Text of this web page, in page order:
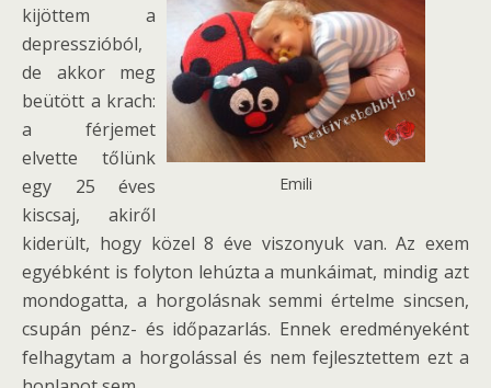
Emili
kijöttem a
depresszióból,
de akkor meg
beütött a krach:
a férjemet
elvette tőlünk
egy 25 éves
kiscsaj, akiről
kiderült, hogy közel 8 éve viszonyuk van. Az exem
egyébként is folyton lehúzta a munkáimat, mindig azt
mondogatta, a horgolásnak semmi értelme sincsen,
csupán pénz- és időpazarlás. Ennek eredményeként
felhagytam a horgolással és nem fejlesztettem ezt a